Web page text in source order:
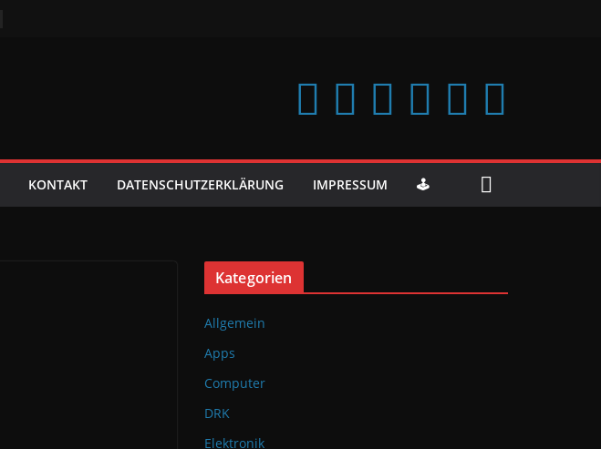
KONTAKT DATENSCHUTZERKLÄRUNG IMPRESSUM 🕹️
Kategorien
Allgemein
Apps
Computer
DRK
Elektronik